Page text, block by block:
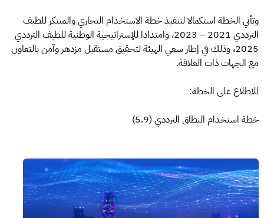
وتأتي الخطة استكمالا لتنفيذ خطة الاستخدام التجاري والمبتكر للطيف
الترددي 2021 – 2023، وامتدادا للإستراتيجية الوطنية للطيف الترددي
2025، وذلك في إطار سعي الهيئة لتحقيق مستقبل مزدهر وآمن بالتعاون
مع الجهات ذات العلاقة.
للاطلاع على الخطة:
خطة استخدام النطاق الترددي (5.9)